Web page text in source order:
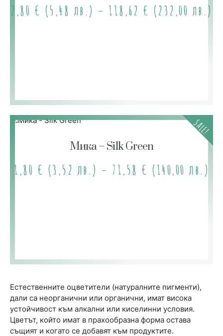
2,80 € (5,48 лв.) – 118,62 € (232,00 лв.)
SALE!
Мика – Silk Green
1,80 € (3,52 лв.) – 71,58 € (140,00 лв.)
Естественните оцветители (натуралните пигменти),
дали са неорганични или органични, имат висока
устойчивост към алкални или киселинни условия.
Цветът, който имат в прахообразна форма остава
същият и когато се добавят към продуктите.